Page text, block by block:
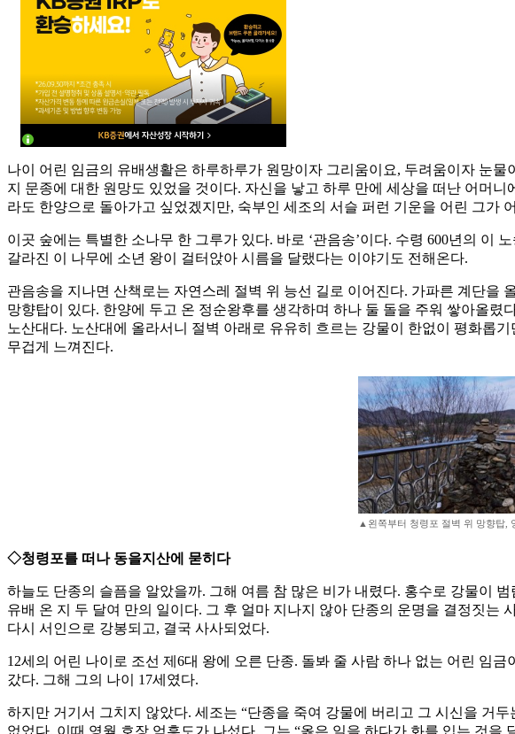
나이 어린 임금의 유배생활은 하루하루가 원망이자 그리움이요, 두려움이자 눈
지 문종에 대한 원망도 있었을 것이다. 자신을 낳고 하루 만에 세상을 떠난 어머
라도 한양으로 돌아가고 싶었겠지만, 숙부인 세조의 서슬 퍼런 기운을 어린 그가
이곳 숲에는 특별한 소나무 한 그루가 있다. 바로 ‘관음송’이다. 수령 600년의 이
갈라진 이 나무에 소년 왕이 걸터앉아 시름을 달랬다는 이야기도 전해온다.
관음송을 지나면 산책로는 자연스레 절벽 위 능선 길로 이어진다. 가파른 계단을
망향탑이 있다. 한양에 두고 온 정순왕후를 생각하며 하나 둘 돌을 주워 쌓아올
노산대다. 노산대에 올라서니 절벽 아래로 유유히 흐르는 강물이 한없이 평화롭
무겁게 느껴진다.
▲왼쪽부터 청령포 절벽 위 망향탑,
◇청령포를 떠나 동을지산에 묻히다
하늘도 단종의 슬픔을 알았을까. 그해 여름 참 많은 비가 내렸다. 홍수로 강물이
유배 온 지 두 달여 만의 일이다. 그 후 얼마 지나지 않아 단종의 운명을 결정짓는
다시 서인으로 강봉되고, 결국 사사되었다.
12세의 어린 나이로 조선 제6대 왕에 오른 단종. 돌봐 줄 사람 하나 없는 어린 임
갔다. 그해 그의 나이 17세였다.
하지만 거기서 그치지 않았다. 세조는 “단종을 죽여 강물에 버리고 그 시신을 거